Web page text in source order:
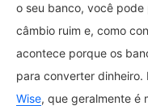
o seu banco, você
câmbio ruim e, como
acontece porque os
para converter dinheiro.
Wise, que geralmente é